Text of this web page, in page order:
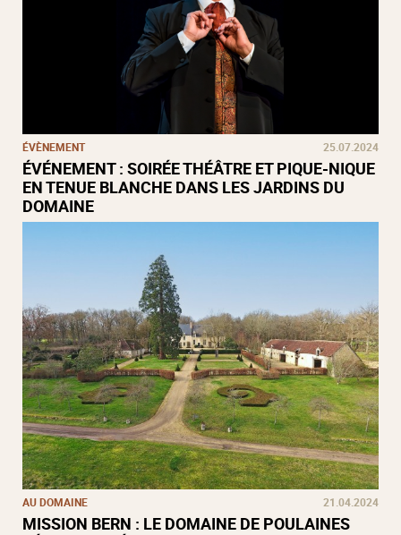
ÉVÈNEMENT 25.07.2024
ÉVÉNEMENT : SOIRÉE THÉÂTRE ET PIQUE-NIQUE
EN TENUE BLANCHE DANS LES JARDINS DU
DOMAINE
AU DOMAINE 21.04.2024
MISSION BERN : LE DOMAINE DE POULAINES